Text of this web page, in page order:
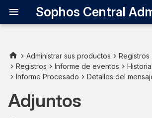
Sophos Central
Administrar sus productos
Registros
Registros
Informe de eventos
Informe Procesado
Detalles del
Adjuntos